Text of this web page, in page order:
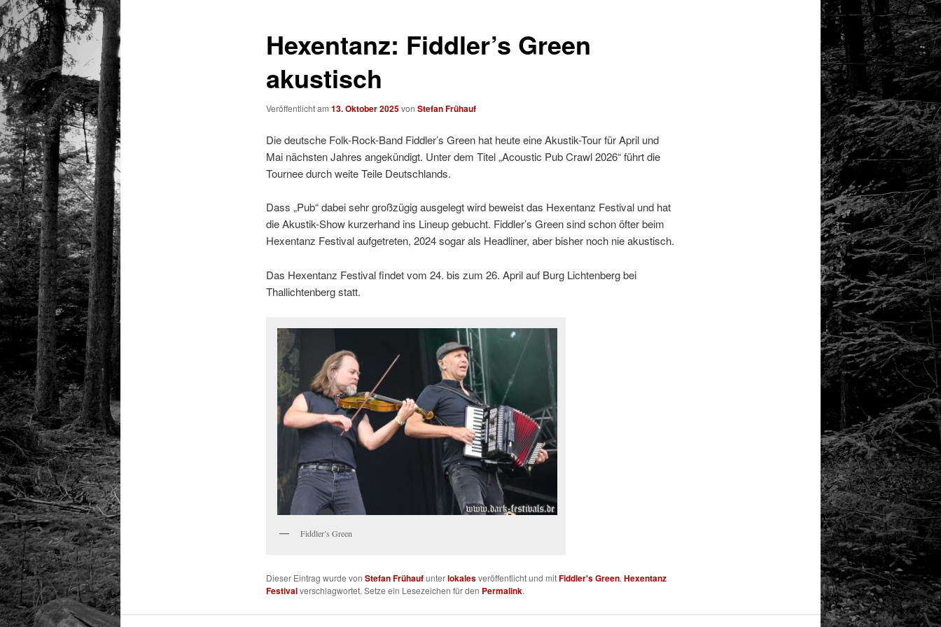
Hexentanz: Fiddler’s Green
akustisch
Veröffentlicht am 13. Oktober 2025von Stefan Frühauf
Die deutsche Folk-Rock-Band Fiddler’s Green hat heute eine Akustik-Tour für April und
Mai nächsten Jahres angekündigt. Unter dem Titel „Acoustic Pub Crawl 2026“ führt die
Tournee durch weite Teile Deutschlands.
Dass „Pub“ dabei sehr großzügig ausgelegt wird beweist das Hexentanz Festival und hat
die Akustik-Show kurzerhand ins Lineup gebucht. Fiddler’s Green sind schon öfter beim
Hexentanz Festival aufgetreten, 2024 sogar als Headliner, aber bisher noch nie akustisch.
Das Hexentanz Festival findet vom 24. bis zum 26. April auf Burg Lichtenberg bei
Thallichtenberg statt.
Fiddler’s Green
Dieser Eintrag wurde von Stefan Frühaufunterlokalesveröffentlicht und mitFiddler's Green, Hexentanz
Festivalverschlagwortet. Setze ein Lesezeichen für den Permalink.